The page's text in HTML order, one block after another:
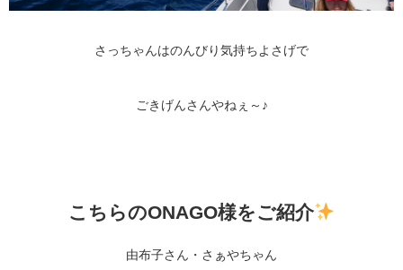
さっちゃんはのんびり気持ちよさげで
ごきげんさんやねぇ～♪
こちらのONAGO様をご紹介
由布子さん・さぁやちゃん